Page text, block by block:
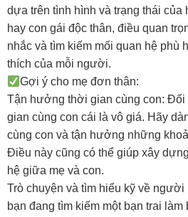
dựa trên tình hình và trạng thái của
hay con gái độc thân, điều quan
nhắc và tìm kiếm mối quan hệ phù
thích của mỗi người.
Gợi ý cho mẹ đơn thân:
Tận hưởng thời gian cùng con:
gian cùng con cái là vô giá. Hãy
cùng con và tận hưởng những
Điều này cũng có thể giúp xây
hệ giữa mẹ và con.
Trò chuyện và tìm hiểu kỹ về người
bạn đang tìm kiếm một bạn trai